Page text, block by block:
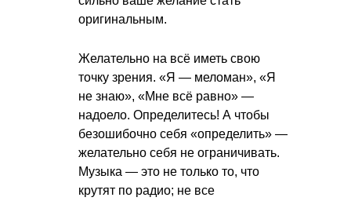
оригинальным.
Желательно на всё иметь свою
точку зрения. «Я — меломан», «Я
не знаю», «Мне всё равно» —
надоело. Определитесь! А чтобы
безошибочно себя «определить» —
желательно себя не ограничивать.
Музыка — это не только то, что
крутят по радио; не все